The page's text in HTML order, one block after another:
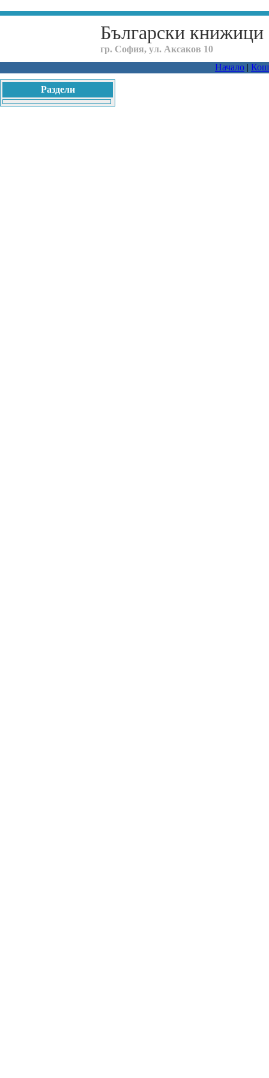
Български книжици
гр. София, ул. Аксаков 10
Начало |
Раздели